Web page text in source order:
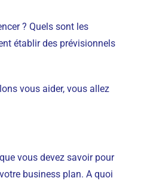
? Quels sont les
établir des prévisionnels
vous aider, vous allez
vous devez savoir pour
business plan. A quoi